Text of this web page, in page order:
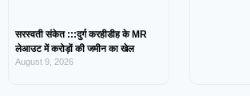
सरस्वती संकेत :::दुर्ग करहीडीह के MR
लेआउट में करोड़ों की जमीन का खेल
August 9, 2026